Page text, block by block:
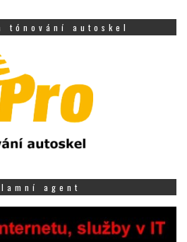
tónování autoskel
agent